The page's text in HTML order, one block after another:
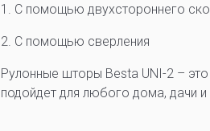
1. С помощью двухстороннего
2. С помощью сверления
Рулонные шторы Besta UNI-2 –
подойдет для любого дома, дачи